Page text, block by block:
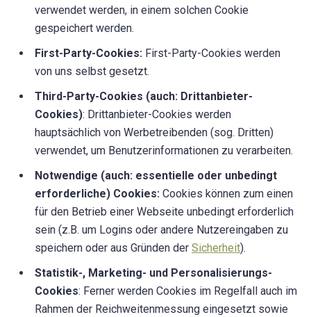
verwendet werden, in einem solchen Cookie
gespeichert werden.
First-Party-Cookies: First-Party-Cookies werden
von uns selbst gesetzt.
Third-Party-Cookies (auch: Drittanbieter-
Cookies): Drittanbieter-Cookies werden
hauptsächlich von Werbetreibenden (sog. Dritten)
verwendet, um Benutzerinformationen zu verarbeiten.
Notwendige (auch: essentielle oder unbedingt
erforderliche) Cookies: Cookies können zum einen
für den Betrieb einer Webseite unbedingt erforderlich
sein (z.B. um Logins oder andere Nutzereingaben zu
speichern oder aus Gründen der Sicherheit).
Statistik-, Marketing- und Personalisierungs-
Cookies: Ferner werden Cookies im Regelfall auch im
Rahmen der Reichweitenmessung eingesetzt sowie